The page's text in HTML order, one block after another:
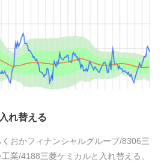
れ替える
おかフィナンシャルグループ/8306三
業/4188三菱ケミカルと入れ替える。